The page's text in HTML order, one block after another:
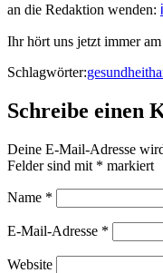
an die Redaktion wenden:
Ihr hört uns jetzt immer
Schlagwörter:gesundheit
Schreibe einen
Deine E-Mail-Adresse
Felder sind mit * markiert
Name *
E-Mail-Adresse *
Website